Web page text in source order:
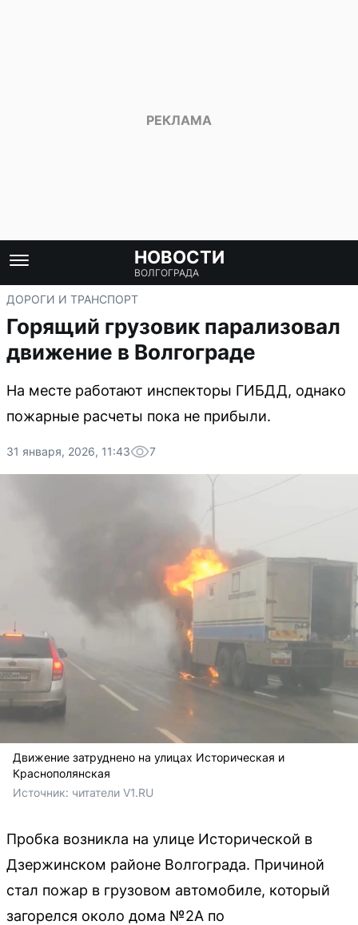
НОВОСТИ
ВОЛГОГРАДА
ДОРОГИ И ТРАНСПОРТ
Горящий грузовик парализовал
движение в Волгограде
На месте работают инспекторы ГИБДД, однако
пожарные расчеты пока не прибыли.
31 января, 2026, 11:43 7
Движение затруднено на улицах Историческая и
Краснополянская
Источник: читатели V1.RU
Пробка возникла на улице Исторической в
Дзержинском районе Волгограда. Причиной
стал пожар в грузовом автомобиле, который
загорелся около дома №2А по